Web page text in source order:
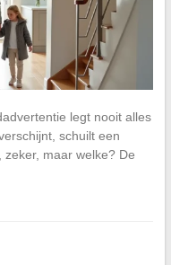
legt nooit alles
schuilt een
maar welke? De